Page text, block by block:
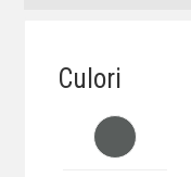
Culori